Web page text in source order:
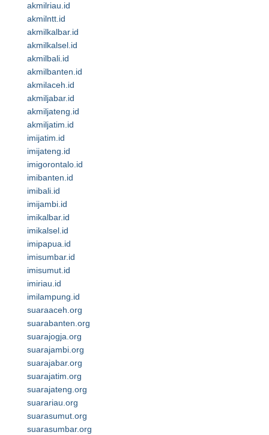
akmilriau.id
akmilntt.id
akmilkalbar.id
akmilkalsel.id
akmilbali.id
akmilbanten.id
akmilaceh.id
akmiljabar.id
akmiljateng.id
akmiljatim.id
imijatim.id
imijateng.id
imigorontalo.id
imibanten.id
imibali.id
imijambi.id
imikalbar.id
imikalsel.id
imipapua.id
imisumbar.id
imisumut.id
imiriau.id
imilampung.id
suaraaceh.org
suarabanten.org
suarajogja.org
suarajambi.org
suarajabar.org
suarajatim.org
suarajateng.org
suarariau.org
suarasumut.org
suarasumbar.org